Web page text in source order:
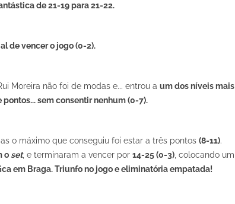
de 21-19 para 21-22.
de vencer o jogo (0-2).
Moreira não foi de modas e... entrou a um dos níveis mais
pontos... sem consentir nenhum (0-7).
o máximo que conseguiu foi estar a três pontos (8-11).
oset, e terminaram a vencer por 14-25 (0-3) , colocando um
em Braga. Triunfo no jogo e eliminatória empatada!